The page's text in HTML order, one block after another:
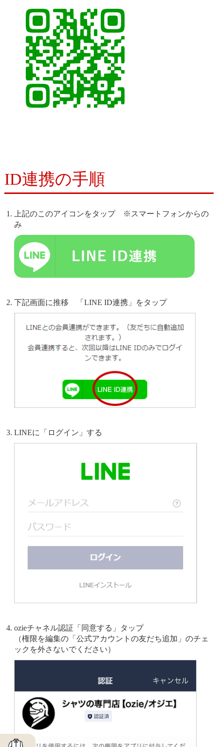
ID連携の手順
上記のこのアイコンをタップ ※スマートフォンからの
み
下記画面に推移 「LINE ID連携」をタップ
LINEに「ログイン」する
ozieチャネル認証「同意する」タップ
（権限を編集の「公式アカウントの友だち追加」のチェ
ックを外さないでください）